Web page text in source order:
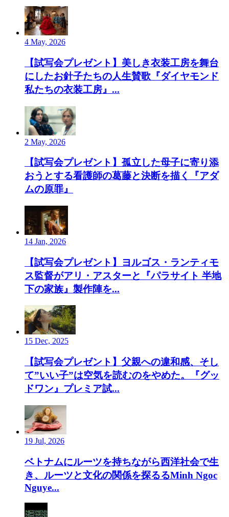
4 May, 2026
【試写会プレゼント】美しき衣装工房を舞台
にしたお針子たちの人生賛歌『ダイヤモンド
私たちの衣装工房』...
2 May, 2026
【試写会プレゼント】孤立した母子に寄り添
おうとする看護師の葛藤と決断を描く『アダ
ムの原罪』
14 Jan, 2026
【試写会プレゼント】ヨルゴス・ランティモ
ス監督がアリ・アスターと『パラサイト 半地
下の家族』製作陣を...
15 Dec, 2025
【試写会プレゼント】父親への違和感、そし
て”いい子”は空気を読むのをやめた。『グッ
ドワン』プレミア試...
19 Jul, 2026
ベトナムにルーツを持ちながら西洋社会で生
き、ルーツと文化の関係を探るるMinh Ngoc
Nguye...